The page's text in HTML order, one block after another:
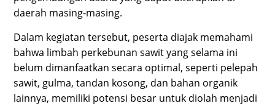
daerah masing-masing.
Dalam kegiatan tersebut, peserta diajak memahami
bahwa limbah perkebunan sawit yang selama ini
belum dimanfaatkan secara optimal, seperti pelepah
sawit, gulma, tandan kosong, dan bahan organik
lainnya, memiliki potensi besar untuk diolah menjadi